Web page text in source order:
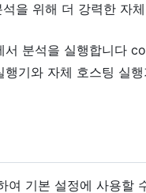
을 위해 더 강력한 자
서 분석을 실행합니다
기와 자체 호스팅 실
여 기본 설정에 사용할